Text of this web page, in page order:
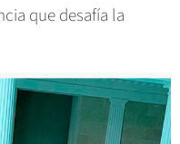
que desafía la